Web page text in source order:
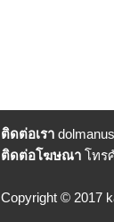
ติดต่อเรา
ติดต่อโฆษณา โทร
Copyright © 2017